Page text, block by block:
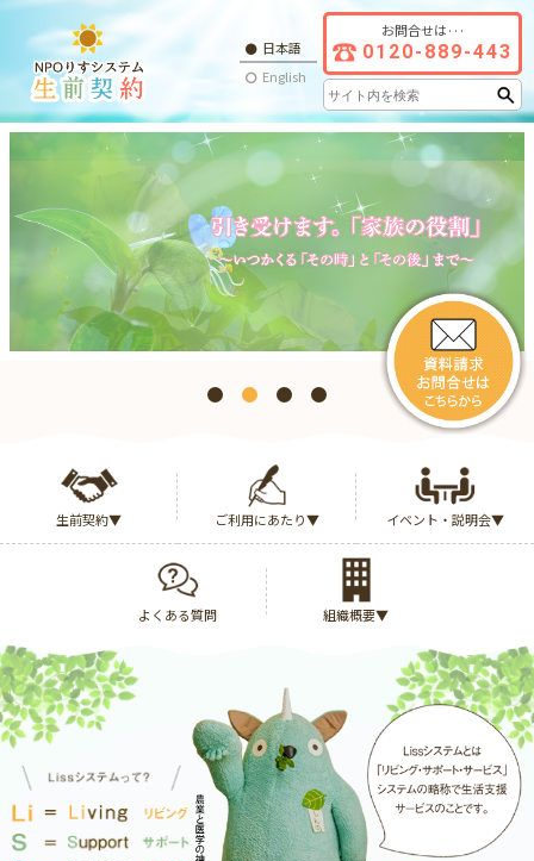
日本語
English
お問合せは···
0120- 889-443
生前契約▼ ご利用にあたり▼ イベント・説明会▼
よくある質問 組織概要▼